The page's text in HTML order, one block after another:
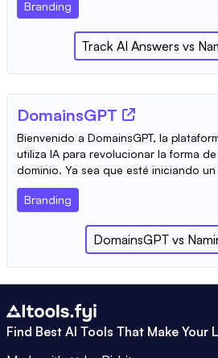
Branding
Track AI Answers vs
DomainsGPT
Bienvenido a DomainsGPT, la
utiliza IA para revolucionar la forma
dominio. Ya sea que esté iniciando un
Branding
DomainsGPTvs
Find Best AI Tools That Make Your